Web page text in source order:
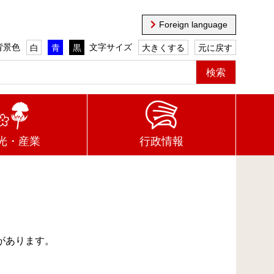
Foreign language
景色 白 青 黒 文字サイズ 大きくする 元に戻す
・産業 行政情報
ります。